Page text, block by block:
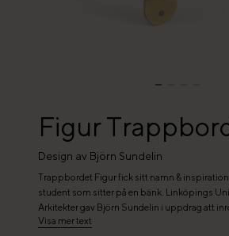
Figur
Design av Björn Sundelin
Trappbordet Figur fick sitt namn & inspiration
student som sitter på en bänk. Linköpings
Arkitekter gav Björn Sundelin i uppdrag att
studentkafé i en gradäng, en
Visa mer text